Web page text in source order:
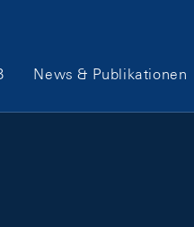
News & Publikationen